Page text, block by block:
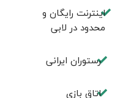
اینترنت رایگان و
محدود در لابی
رستوران ایرانی
اتاق بازی